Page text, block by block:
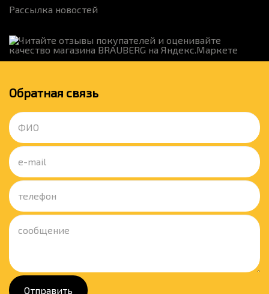
Рассылка новостей
Обратная связь
Отправить